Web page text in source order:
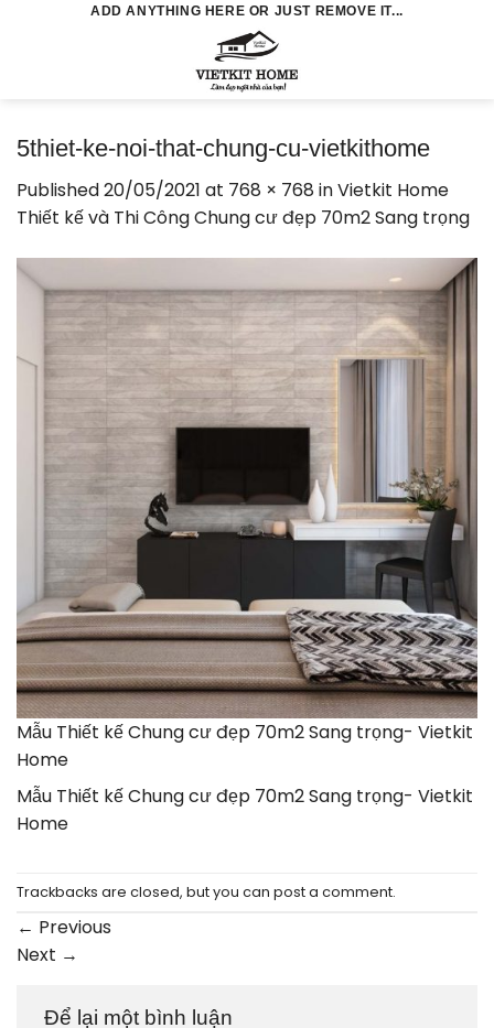
ADD ANYTHING HERE OR JUST REMOVE IT...
5thiet-ke-noi-that-chung-cu-vietkithome
Published20/05/2021 at 768 × 768 inVietkit Home
Thiết kế và Thi Công Chung cư đẹp 70m2 Sang trọng
Mẫu Thiết kế Chung cư đẹp 70m2 Sang trọng- Vietkit
Home
Mẫu Thiết kế Chung cư đẹp 70m2 Sang trọng- Vietkit
Home
Trackbacks are closed, but you can post a comment.
← Previous
Next →
Để lại một bình luận